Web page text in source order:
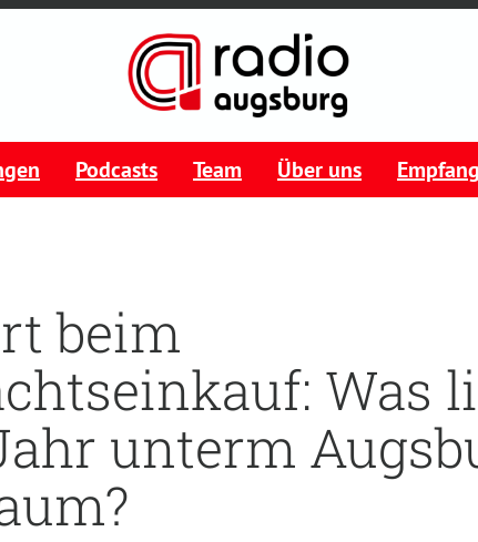
Podcasts Team Über uns Empfang
beim
Was
unterm